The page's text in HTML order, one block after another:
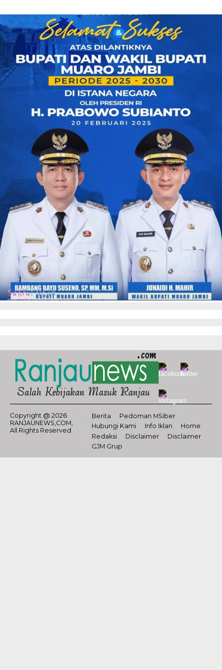
Copyright @ 2026
RANJAUNEWS,COM,
All Rights Reserved
Berita
Pedoman MSiber
Hubungi Kami
Info Iklan
Home
Redaksi
Disclaimer
Disclaimer
GJM Grup